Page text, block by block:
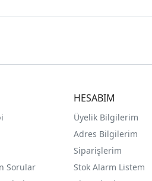
Sorular
HESABIM
Üyelik Bilgilerim
Adres Bilgilerim
Siparişlerim
Stok Alarm Listem